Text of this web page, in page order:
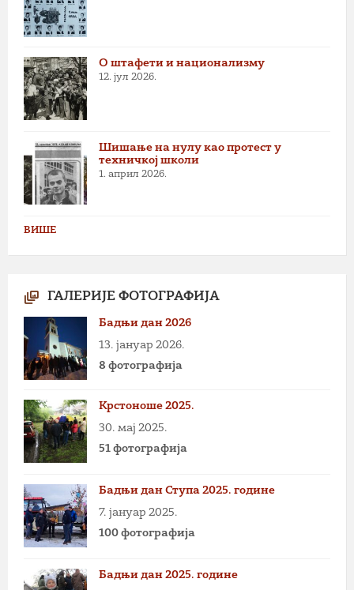
О штафети и национализму
12. јул 2026.
Шишање на нулу као протест у
техничкој школи
1. април 2026.
ВИШЕ
ГАЛЕРИЈЕ ФОТОГРАФИЈА
Бадњи дан 2026
13. јануар 2026.
8 фотографија
Крстоноше 2025.
30. мај 2025.
51 фотографија
Бадњи дан Ступа 2025. године
7. јануар 2025.
100 фотографија
Бадњи дан 2025. године